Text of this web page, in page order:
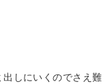
出しにいくのでさえ難